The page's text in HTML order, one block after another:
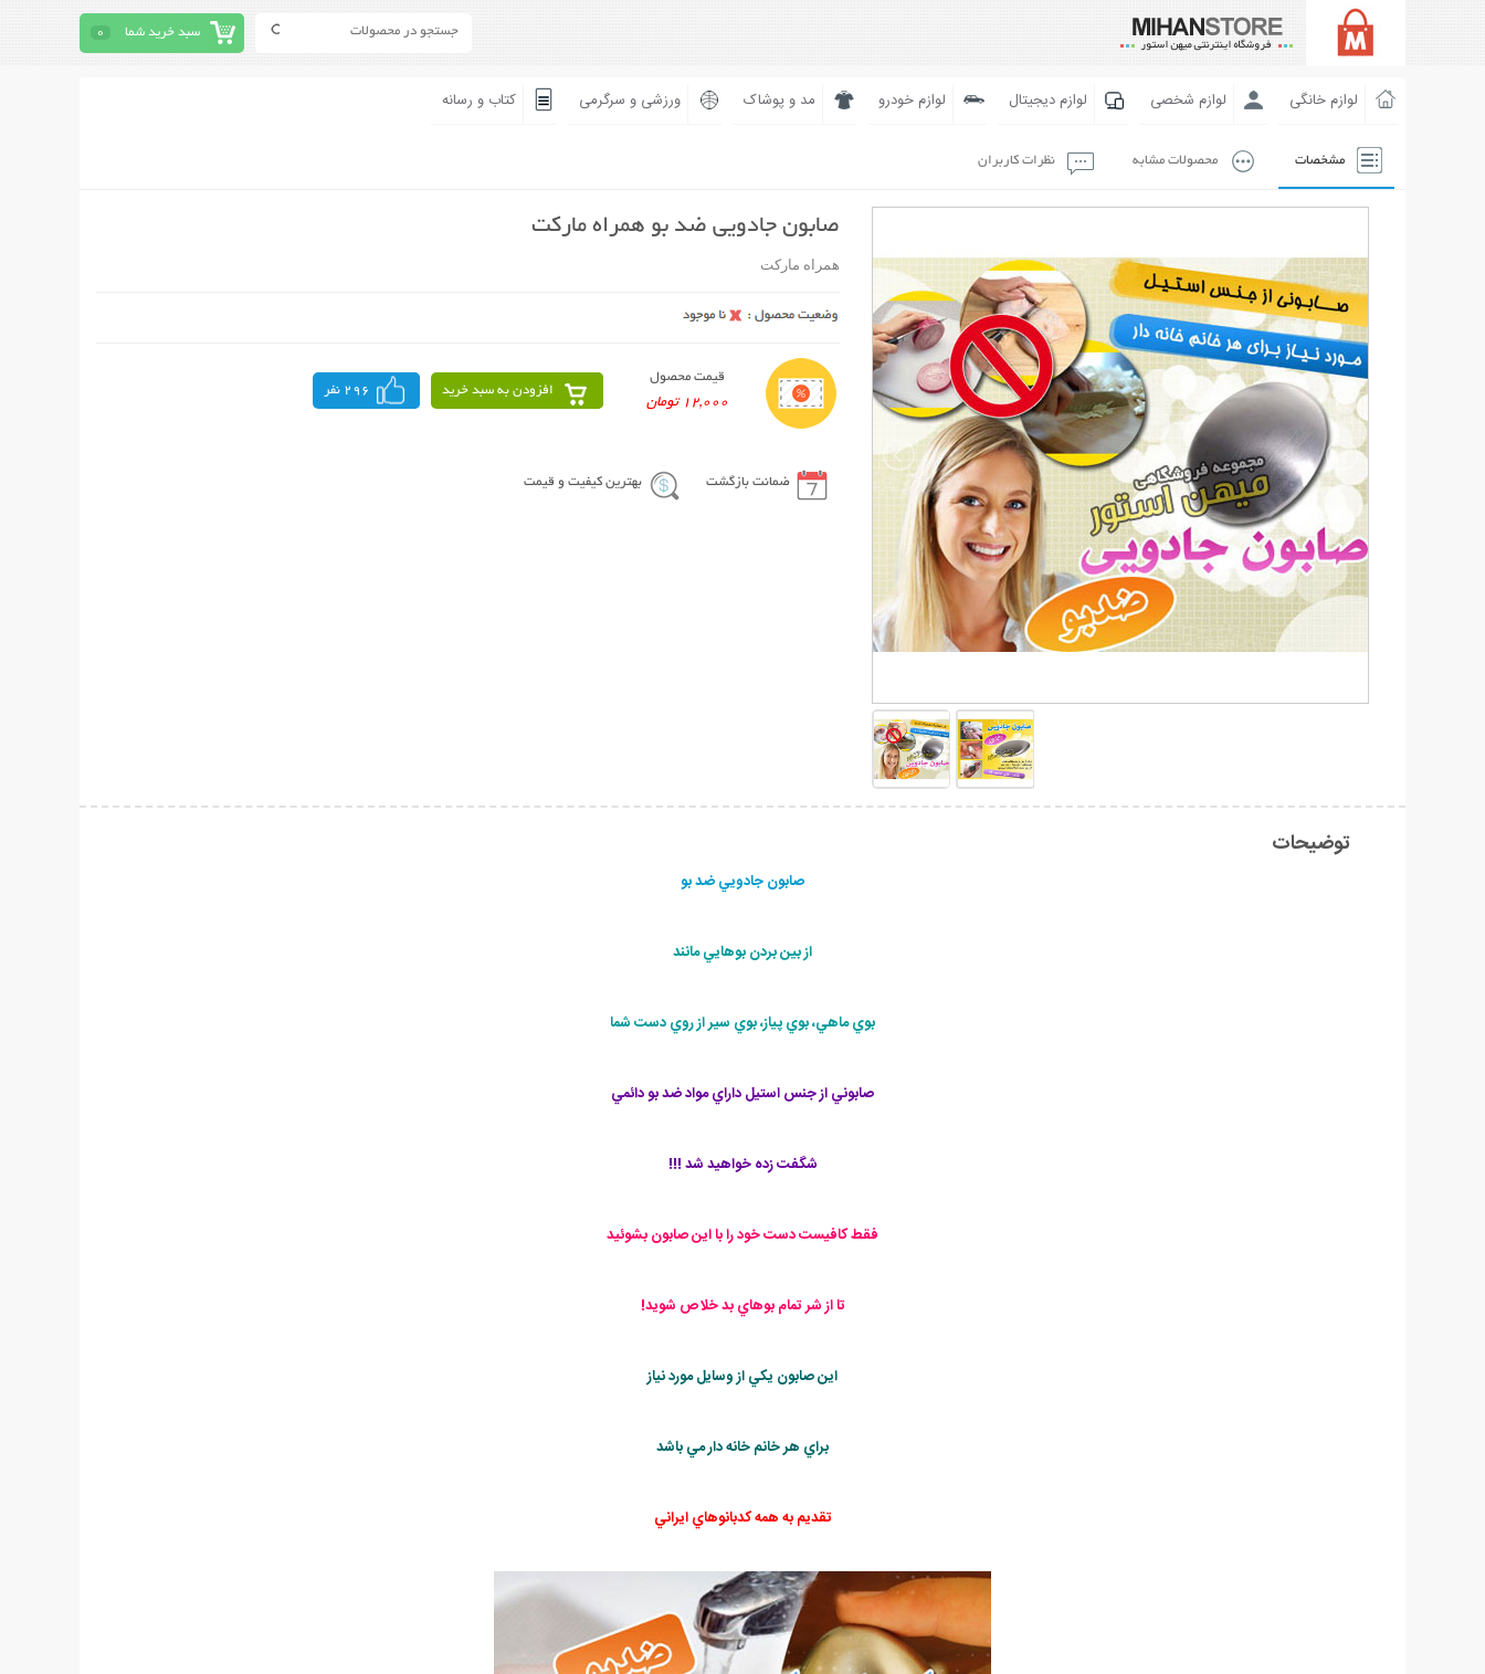
سبد خرید شما 0
لوازم خانگی لوازم شخصی لوازم دیجیتال لوازم خودرو مد و پوشاک ورزشی و سرگرمی کتاب و رسانه
مشخصات محصولات مشابه نظرات کاربران
صابون جادويي ضد بو همراه مارکت
همراه مارکت
قیمت محصول
12,000 تومان
افزودن به سبد خرید 296 نفر
ضمانت بازگشت بهترین کیفیت و قیمت
توضیحات
صابون جادويي ضد بو
از بين بردن بوهايي مانند
بوي ماهي، بوي پياز، بوي سير از روي دست شما
صابوني از جنس استيل داراي مواد ضد بو دائمي
شگفت زده خواهيد شد !!!
فقط كافيست دست خود را با اين صابون بشوئيد
تا از شر تمام بوهاي بد خلاص شويد!
اين صابون يكي از وسايل مورد نياز
براي هر خانم خانه دار مي باشد
تقديم به همه كدبانوهاي ايراني